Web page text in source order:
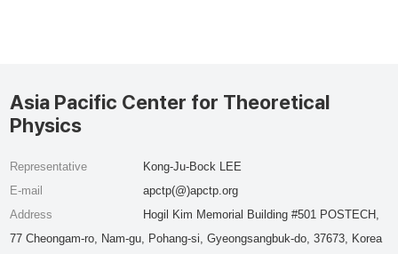
Asia Pacific Center for Theoretical
Physics
Representative
Kong-Ju-Bock LEE
E-mail
apctp(@)apctp.org
Address
Hogil Kim Memorial Building #501 POSTECH,
77 Cheongam-ro, Nam-gu, Pohang-si, Gyeongsangbuk-do, 37673, Korea